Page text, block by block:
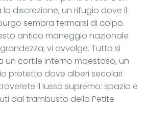
discrezione, un rifugio dove il
sembra fermarsi di colpo.
antico maneggio nazionale
vi avvolge. Tutto si
un cortile interno maestoso, un
protetto dove alberi secolari
il lusso supremo: spazio e
dal trambusto della Petite